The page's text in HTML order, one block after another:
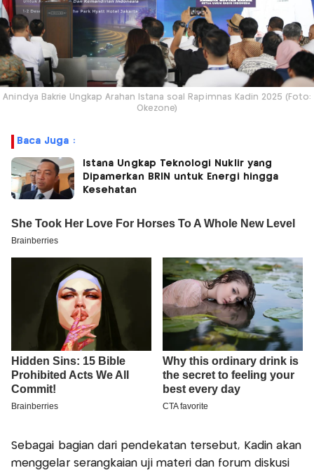
Anindya Bakrie Ungkap Arahan Istana soal Rapimnas Kadin 2025 (Foto:
Okezone)
Baca Juga :
Istana Ungkap Teknologi Nuklir yang
Dipamerkan BRIN untuk Energi hingga
Kesehatan
Sebagai bagian dari pendekatan tersebut, Kadin akan
menggelar serangkaian uji materi dan forum diskusi